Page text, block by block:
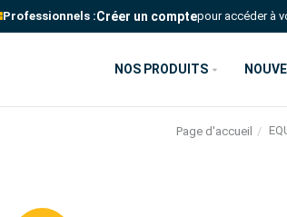
Professionnels :Créer un comptepour accéder à
NOS PRODUITS
Page d'accueil